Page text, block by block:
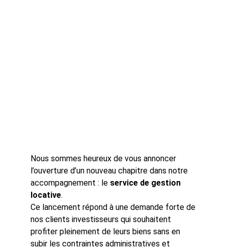
Nous sommes heureux de vous annoncer
l’ouverture d’un nouveau chapitre dans notre
accompagnement : le service de gestion
locative.
Ce lancement répond à une demande forte de
nos clients investisseurs qui souhaitent
profiter pleinement de leurs biens sans en
subir les contraintes administratives et